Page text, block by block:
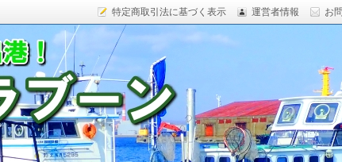
特定商取引法に基づく表示 運営者情報 お
ン
クフィッシュ、カレイ、ヒラメ、サケなど様々な魚をター
を目指しております。